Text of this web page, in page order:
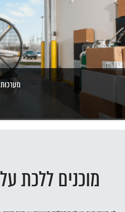
מוכנים ללכת על